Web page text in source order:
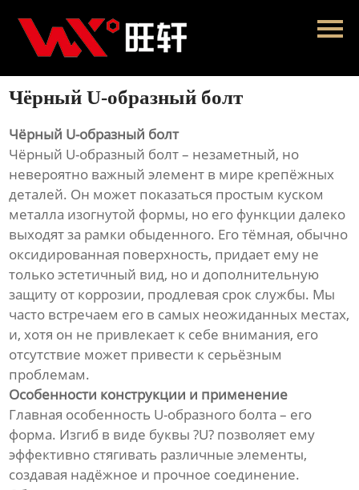
Главная
Продукция
Новости
О нас
Контакты
Чёрный U-образный болт
Чёрный U-образный болт
Чёрный U-образный болт – незаметный, но
невероятно важный элемент в мире крепёжных
деталей. Он может показаться простым куском
металла изогнутой формы, но его функции далеко
выходят за рамки обыденного. Его тёмная, обычно
оксидированная поверхность, придает ему не
только эстетичный вид, но и дополнительную
защиту от коррозии, продлевая срок службы. Мы
часто встречаем его в самых неожиданных местах,
и, хотя он не привлекает к себе внимания, его
отсутствие может привести к серьёзным
проблемам.
Особенности конструкции и применение
Главная особенность U-образного болта – его
форма. Изгиб в виде буквы ?U? позволяет ему
эффективно стягивать различные элементы,
создавая надёжное и прочное соединение.